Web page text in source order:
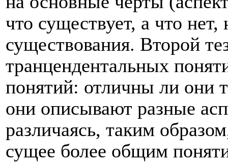
что существует, а что
существования. Второй
транцендентальных
понятий: отличны ли они
они описывают разные
различаясь, таким
сущее более общим